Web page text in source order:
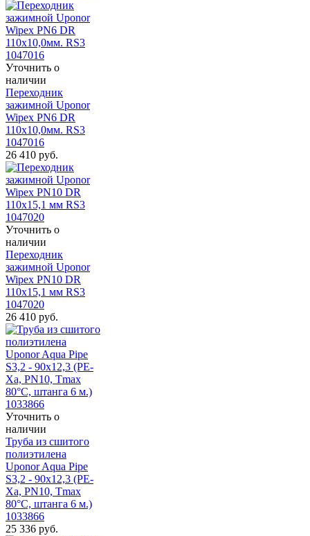
Уточнить о
наличии
Переходник
зажимной Uponor
Wipex PN6 DR
110x10,0мм. RS3
1047016
26 410 руб.
Уточнить о
наличии
Переходник
зажимной Uponor
Wipex PN10 DR
110x15,1 мм RS3
1047020
26 410 руб.
Уточнить о
наличии
Труба из сшитого
полиэтилена
Uponor Aqua Pipe
S3,2 - 90x12,3 (PE-
Xa, PN10, Tmax
80°C, штанга 6 м.)
1033866
25 336 руб.